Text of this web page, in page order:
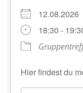
12.08.2026
18:30 -
Hier findest du